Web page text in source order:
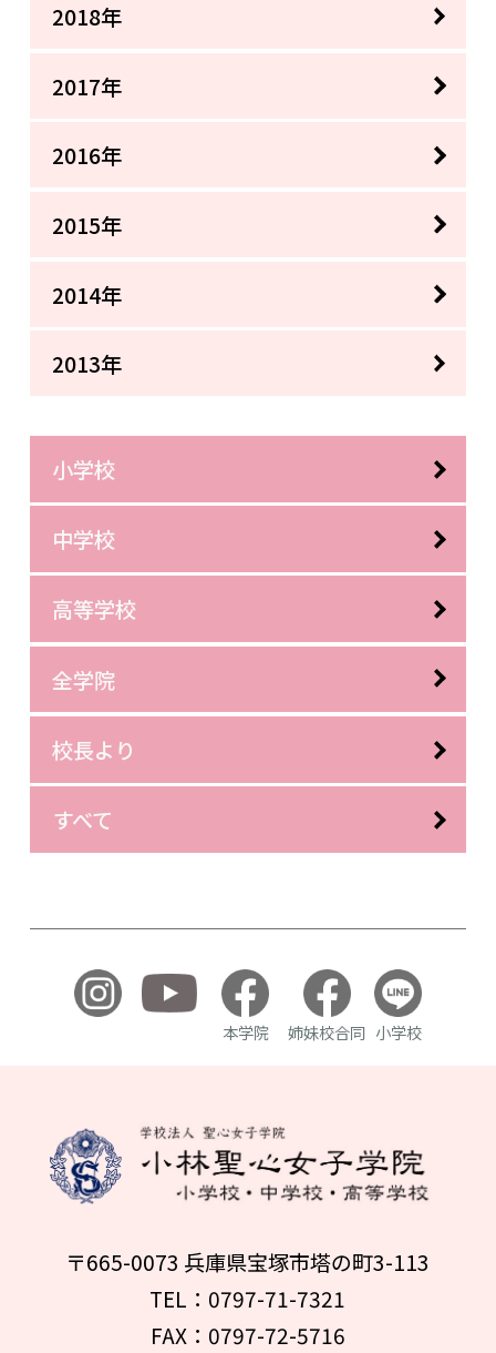
2018年
2017年
2016年
2015年
2014年
2013年
小学校
中学校
高等学校
全学院
校長より
すべて
本学院 姉妹校合同 小学校
〒665-0073 兵庫県宝塚市塔の町3-113
TEL：0797-71-7321
FAX：0797-72-5716